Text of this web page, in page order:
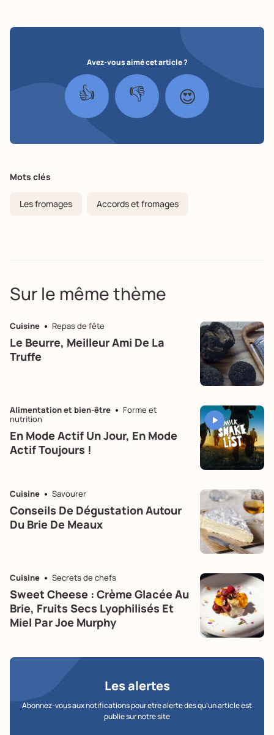
Avez-vous aimé cet article ?
👍 👎 😍
Mots clés
Les fromages Accords et fromages
Sur le même thème
Cuisine Repas de fête
Le Beurre, Meilleur Ami De La
Truffe
Alimentation et bien-être
Forme et
nutrition
En Mode Actif Un Jour, En Mode
Actif Toujours !
Cuisine Savourer
Conseils De Dégustation Autour
Du Brie De Meaux
Cuisine Secrets de chefs
Sweet Cheese : Crème Glacée Au
Brie, Fruits Secs Lyophilisés Et
Miel Par Joe Murphy
Les alertes
Abonnez-vous aux notifications pour etre alerte des qu’un article est
publie sur notre site